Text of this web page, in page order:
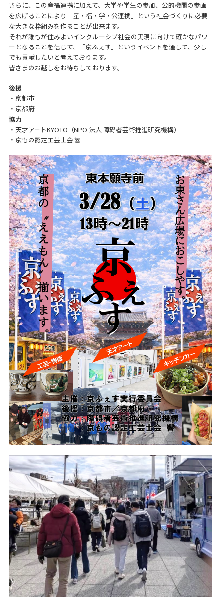
さらに、この産福連携に加えて、大学や学生の参加、公的機関の参画
を広げることにより「産・福・学・公連携」という社会づくりに必要
な大きな枠組みを作ることが出来ます。
それが誰もが住みよいインクルーシブ社会の実現に向けて確かなパワ
ーとなることを信じて、「京ふぇす」というイベントを通して、少し
でも貢献したいと考えております。
皆さまのお越しをお待ちしております。
後援
・京都市
・京都府
協力
・天才アートKYOTO（NPO 法人 障碍者芸術推進研究機構）
・京もの認定工芸士会 響